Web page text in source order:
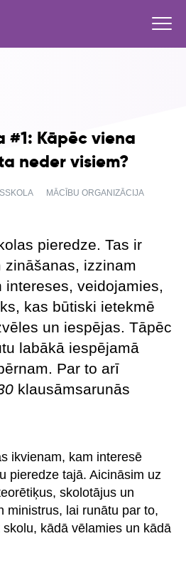
#1: Kāpēc viena
neder visiem?
MĀCĪBU ORGANIZĀCIJA
pieredze. Tas ir
zināšanas, izzinam
intereses, veidojamies,
kas būtiski ietekmē
un iespējas. Tāpēc
labākā iespējamā
Par to arī
klausāmsarunās
ikvienam, kam interesē
pieredze tajā. Aicināsim uz
skolotājus un
ministrus, lai runātu par to,
kādā vēlamies un kādā